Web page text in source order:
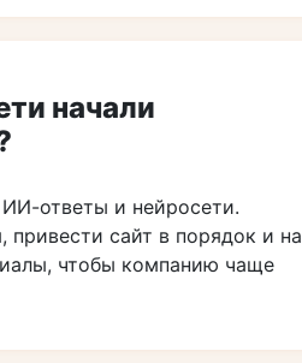
начали
ответы и нейросети.
привести сайт в порядок и на
чтобы компанию чаще